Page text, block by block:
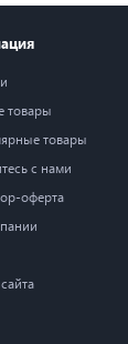
товары
товары
с нами
оферта